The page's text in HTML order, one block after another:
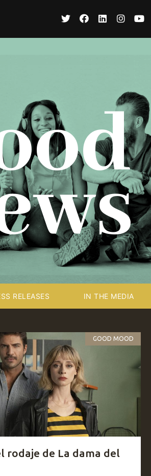
RELEASES IN THE MEDIA
GOOD MOOD
rodaje de La dama del